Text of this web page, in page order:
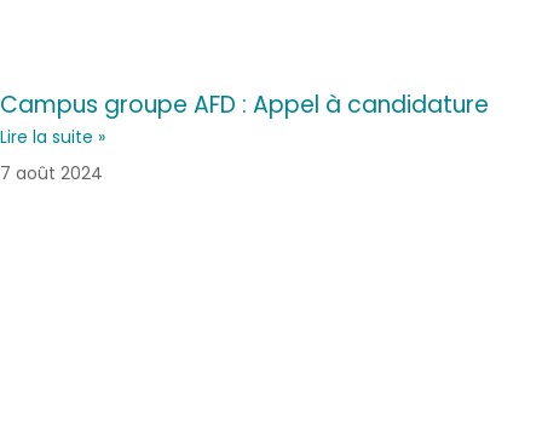
Campus groupe AFD : Appel à candidature
Lire la suite »
7 août 2024